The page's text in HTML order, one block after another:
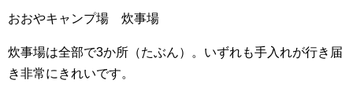
おおやキャンプ場 炊事場
炊事場は全部で3か所（たぶん）。いずれも手入れが行き届
き非常にきれいです。